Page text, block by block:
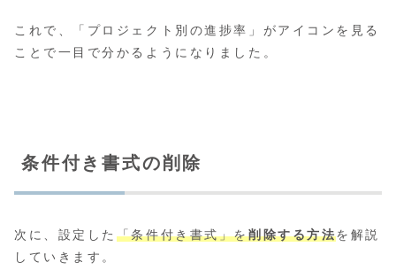
これで、「プロジェクト別の進捗率」がアイコンを見る
ことで一目で分かるようになりました。
条件付き書式の削除
次に、設定した 「条件付き書式」を削除する方法を解説
していきます。